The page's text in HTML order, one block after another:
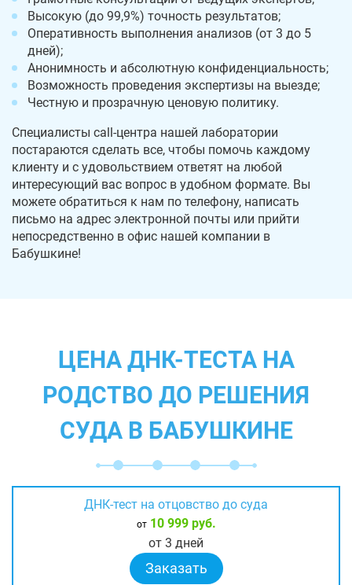
Высокую (до 99,9%) точность результатов;
Оперативность выполнения анализов (от 3 до 5
дней);
Анонимность и абсолютную конфиденциальность;
Возможность проведения экспертизы на выезде;
Честную и прозрачную ценовую политику.
Специалисты call-центра нашей лаборатории
постараются сделать все, чтобы помочь каждому
клиенту и с удовольствием ответят на любой
интересующий вас вопрос в удобном формате. Вы
можете обратиться к нам по телефону, написать
письмо на адрес электронной почты или прийти
непосредственно в офис нашей компании в
Бабушкине!
ЦЕНА ДНК-ТЕСТА НА
РОДСТВО ДО РЕШЕНИЯ
СУДА В БАБУШКИНЕ
ДНК-тест на отцовство до суда
от10 999 руб.
от 3 дней
Заказать